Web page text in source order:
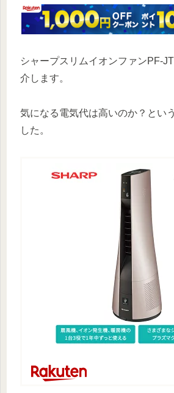
シャープスリムイオンファンPF-
介します。
気になる電気代は高いのか？とい
した。